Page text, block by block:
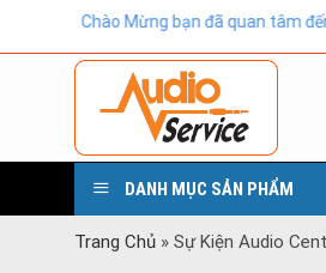
Chào Mừng bạn đã quan tâm đến
DANH MỤC SẢN PHẨM
Trang Chủ» Sự Kiện Audio